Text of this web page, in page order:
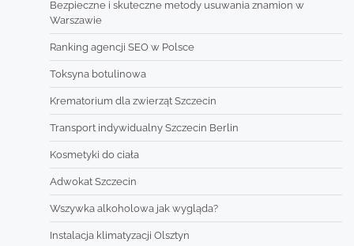
Bezpieczne i skuteczne metody usuwania znamion w
Warszawie
Ranking agencji SEO w Polsce
Toksyna botulinowa
Krematorium dla zwierząt Szczecin
Transport indywidualny Szczecin Berlin
Kosmetyki do ciała
Adwokat Szczecin
Wszywka alkoholowa jak wygląda?
Instalacja klimatyzacji Olsztyn